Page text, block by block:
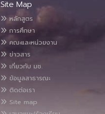
Site Map
หลักสูตร
การศึกษา
คณะและหน่วยงาน
ข่าวสาร
เกี่ยวกับ มช.
ข้อมูลสาธารณะ
ติดต่อเรา
Site map